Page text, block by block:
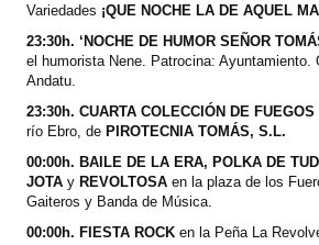
Variedades ¡QUE NOCHE LA DE AQUEL
23:30h. ‘NOCHE DE HUMOR SEÑOR
el humorista Nene. Patrocina: Ayuntamiento.
Andatu.
23:30h. CUARTA COLECCIÓN DE
río Ebro, de PIROTECNIA TOMÁS, S.L.
00:00h. BAILE DE LA ERA, POLKA DE
JOTA y REVOLTOSA en la plaza de los
Gaiteros y Banda de Música.
00:00h. FIESTA ROCK en la Peña La